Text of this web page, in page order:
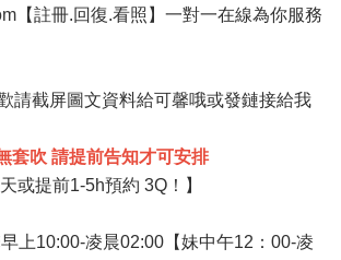
【註冊.回復.看照】一對一在線為你服務
請截屏圖文資料給可馨哦或發鏈接給我
套吹 請提前告知才可安排
或提前1-5h預約 3Q！】
上10:00-凌晨02:00【妹中午12：00-凌